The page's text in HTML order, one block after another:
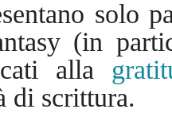
solo
(in
alla
di scrittura.